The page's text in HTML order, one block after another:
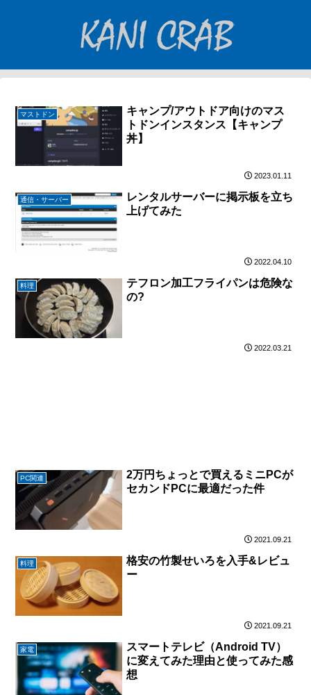
マストドン
キャンプ/アウトドア向けのマス
トドンインスタンス【キャンプ
丼】
2023.01.11
通信・サーバー
レンタルサーバーに掲示板を立ち
上げてみた
2022.04.10
料理
テフロン加工フライパンは危険な
の?
2022.03.21
PC関連
2万円ちょっとで買えるミニPCが
セカンドPCに最適だった件
2021.09.21
料理
格安の竹製せいろを入手&レビュ
ー
2021.09.21
家電
スマートテレビ（Android TV）
に変えてみた理由と使ってみた感
想